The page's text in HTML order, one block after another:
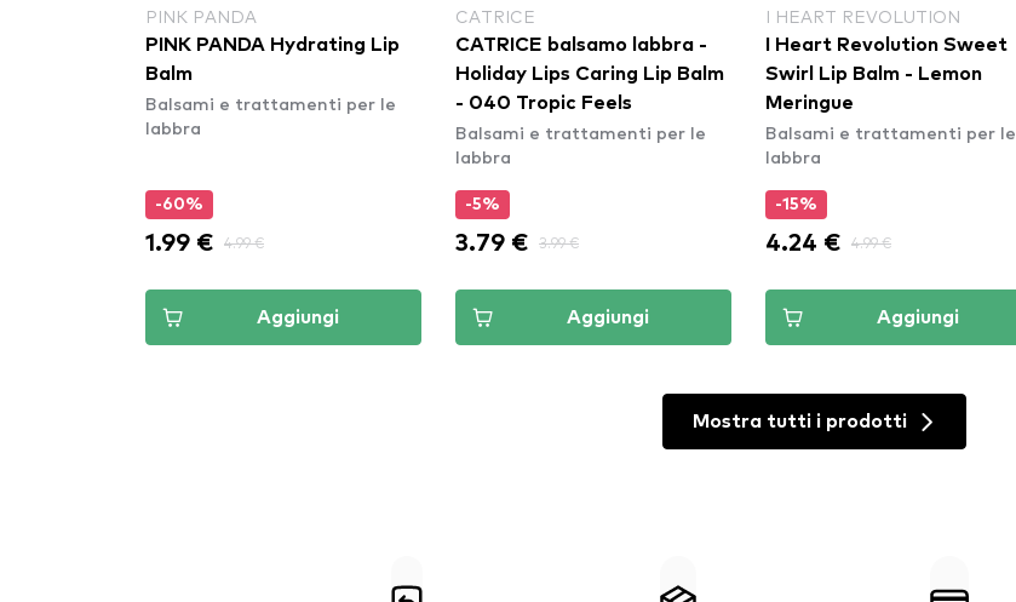
PINK PANDA
PINK PANDA Hydrating Lip
Balm
Balsami e trattamenti per le
labbra
-60%
1.99 € 4.99 €
Aggiungi
CATRICE
CATRICE balsamo labbra -
Holiday Lips Caring Lip Balm
- 040 Tropic Feels
Balsami e trattamenti per le
labbra
-5%
3.79 € 3.99 €
Aggiungi
I HEART REVOLUTION
I Heart Revolution Sweet
Swirl Lip Balm - Lemon
Meringue
Balsami e trattamenti per le
labbra
-15%
4.24 € 4.99 €
Aggiungi
Mostra tutti i prodotti